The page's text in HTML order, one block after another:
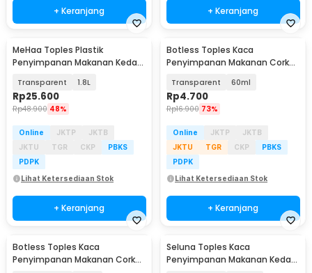
+ Keranjang + Keranjang
MeHaa Toples Plastik
Penyimpanan Makanan Kedap
Transparent 1.8L
Rp25.600
Rp48.900 48%
Online JKTP
JKTB
JKTU
TGR CKP
PBKS
PDPK
Lihat Ketersediaan Stok
+ Keranjang
Botless Toples Kaca
Penyimpanan Makanan Cork
Transparent 60ml
Rp4.700
Rp16.900 73%
Online JKTP
JKTB
JKTU
TGR CKP
PBKS
PDPK
Lihat Ketersediaan Stok
+ Keranjang
Botless Toples Kaca
Penyimpanan Makanan Cork
Seluna Toples Kaca
Penyimpanan Makanan Kedap